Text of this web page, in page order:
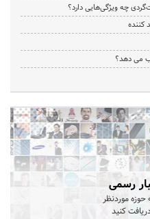
چه ویژگی‌هایی دارد؟
کننده
می دهد؟
رسمی
حوزه موردنظر
کنید